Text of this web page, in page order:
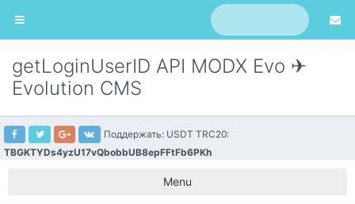
getLoginUserID API MODX Evo ✈
Evolution CMS
Поддержать: USDT TRC20:
TBGKTYDs4yzU17vQbobbUB8epFFtFb6PKh
Menu